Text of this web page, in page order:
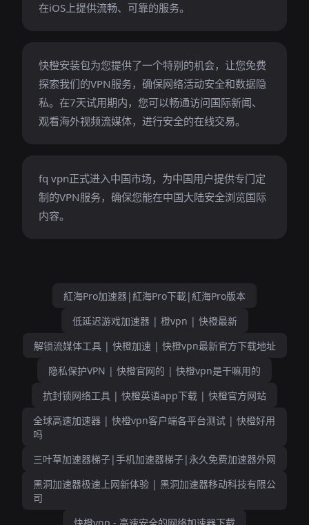
在iOS上提供流畅、可靠的服务。
快橙安装包为您提供了一个特别的机会，让您免费
探索我们的VPN服务，确保网络活动安全和数据隐
私。在7天试用期内，您可以畅通访问国际新闻、
观看海外视频流媒体，进行安全的在线交易。
fq vpn正式进入中国市场，为中国用户提供专门定
制的VPN服务，确保您能在中国大陆安全浏览国际
内容。
紅海Pro加速器|紅海Pro下載|紅海Pro版本
低延迟游戏加速器 | 橙vpn | 快橙最新
解锁流媒体工具 | 快橙加速 | 快橙vpn最新官方下载地址
隐私保护VPN | 快橙官网的 | 快橙vpn是干嘛用的
抗封锁网络工具 | 快橙英语app下载 | 快橙官方网站
全球高速加速器 | 快橙vpn客户端各平台测试 | 快橙好用
吗
三叶草加速器梯子|手机加速器梯子|永久免费加速器外网
黑洞加速器极速上网新体验 | 黑洞加速器移动科技有限公
司